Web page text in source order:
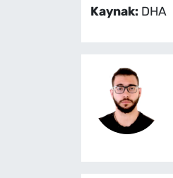
Kaynak: DHA